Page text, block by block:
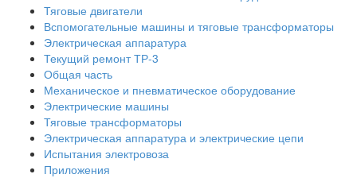
Тяговые двигатели
Вспомогательные машины и тяговые трансформаторы
Электрическая аппаратура
Текущий ремонт ТР-3
Общая часть
Механическое и пневматическое оборудование
Электрические машины
Тяговые трансформаторы
Электрическая аппаратура и электрические цепи
Испытания электровоза
Приложения